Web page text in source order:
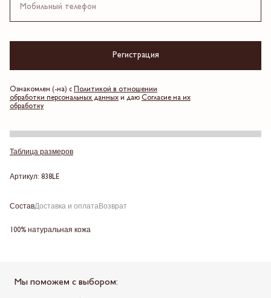
Регистрация
Ознакомлен (-на) с
Политикой в отношении
обработки персональных данных и даю Согласие на их
обработку
4 платежа по 1,747.5 ₽
Выберите размер
Таблица размеров
Артикул: 838LE
СоставДоставка и оплатаВозврат
100% натуральная кожа
Мы поможем с выбором: